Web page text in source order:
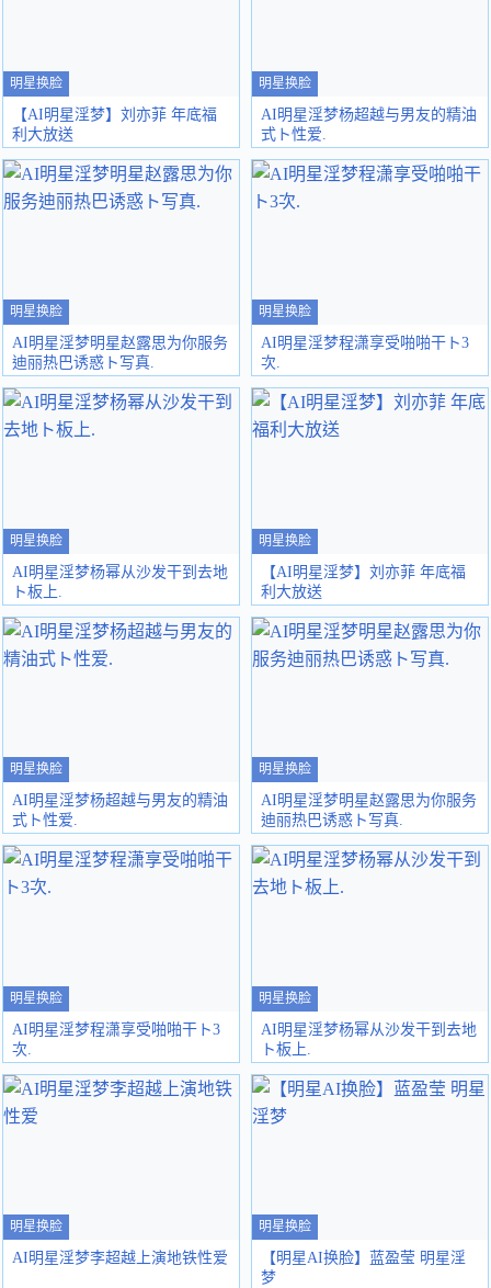
明星换脸
【AI明星淫梦】刘亦菲 年底福
利大放送
明星换脸
AI明星淫梦杨超越与男友的精油
式ト性爱.
明星换脸
AI明星淫梦明星赵露思为你服务
迪丽热巴诱惑ト写真.
明星换脸
AI明星淫梦程潇享受啪啪干ト3
次.
明星换脸
AI明星淫梦杨幂从沙发干到去地
ト板上.
明星换脸
【AI明星淫梦】刘亦菲 年底福
利大放送
明星换脸
AI明星淫梦杨超越与男友的精油
式ト性爱.
明星换脸
AI明星淫梦明星赵露思为你服务
迪丽热巴诱惑ト写真.
明星换脸
AI明星淫梦程潇享受啪啪干ト3
次.
明星换脸
AI明星淫梦杨幂从沙发干到去地
ト板上.
明星换脸
AI明星淫梦李超越上演地铁性爱
明星换脸
【明星AI换脸】蓝盈莹 明星淫
梦